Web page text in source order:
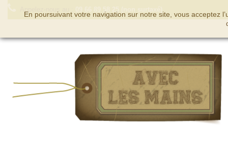
En poursuivant votre navigation sur notre site, vous acceptez